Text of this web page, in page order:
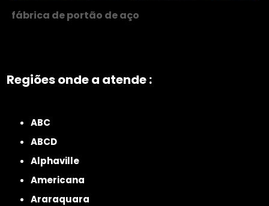
fábrica de portão de aço
Regiões onde a atende :
ABC
ABCD
Alphaville
Americana
Araraquara